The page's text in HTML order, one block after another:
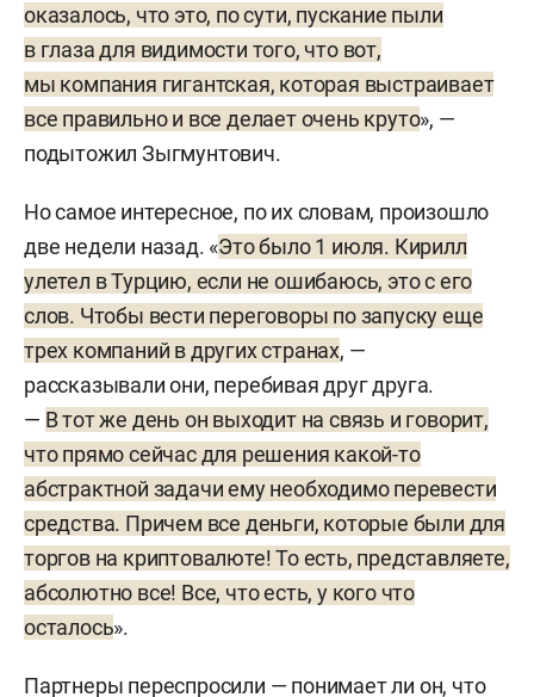
оказалось, что это, по сути, пускание пыли
в глаза для видимости того, что вот,
мы компания гигантская, которая выстраивает
все правильно и все делает очень круто», —
подытожил Зыгмунтович.
Но самое интересное, по их словам, произошло
две недели назад. «Это было 1 июля. Кирилл
улетел в Турцию, если не ошибаюсь, это с его
слов. Чтобы вести переговоры по запуску еще
трех компаний в других странах, —
рассказывали они, перебивая друг друга.
— В тот же день он выходит на связь и говорит,
что прямо сейчас для решения какой-то
абстрактной задачи ему необходимо перевести
средства. Причем все деньги, которые были для
торгов на криптовалюте! То есть, представляете,
абсолютно все! Все, что есть, у кого что
осталось».
Партнеры переспросили — понимает ли он, что